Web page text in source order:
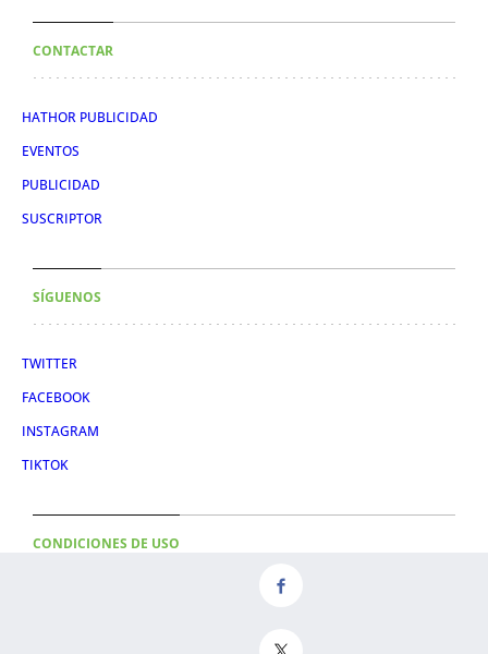
CONTACTAR
HATHOR PUBLICIDAD
EVENTOS
PUBLICIDAD
SUSCRIPTOR
SÍGUENOS
TWITTER
FACEBOOK
INSTAGRAM
TIKTOK
CONDICIONES DE USO